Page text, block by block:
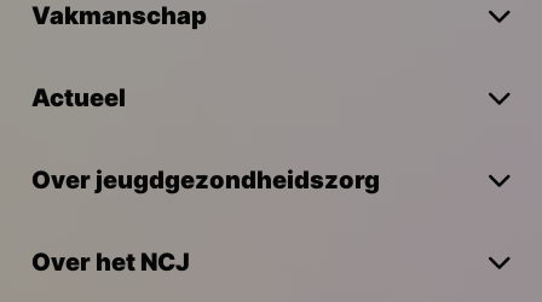
Vakmanschap
Actueel
Over jeugdgezondheidszorg
Over het NCJ